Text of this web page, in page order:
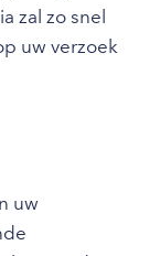
zal zo snel
uw verzoek
uw